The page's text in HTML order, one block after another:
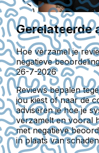
Gerelateerde
Hoe verzamel je
negatieve
26-7-2026
Reviews bepalen
jou kiest of naar de
adviseren je hoe je
verzamelt en vooral
met negatieve
in plaats van